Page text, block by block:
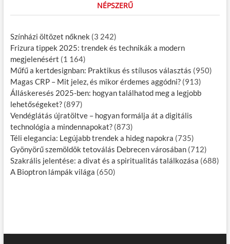
NÉPSZERŰ
Színházi öltözet nőknek (3 242)
Frizura tippek 2025: trendek és technikák a modern
megjelenésért (1 164)
Műfű a kertdesignban: Praktikus és stílusos választás (950)
Magas CRP – Mit jelez, és mikor érdemes aggódni? (913)
Álláskeresés 2025-ben: hogyan találhatod meg a legjobb
lehetőségeket? (897)
Vendéglátás újratöltve – hogyan formálja át a digitális
technológia a mindennapokat? (873)
Téli elegancia: Legújabb trendek a hideg napokra (735)
Gyönyörű szemöldök tetoválás Debrecen városában (712)
Szakrális jelentése: a divat és a spiritualitás találkozása (688)
A Bioptron lámpák világa (650)